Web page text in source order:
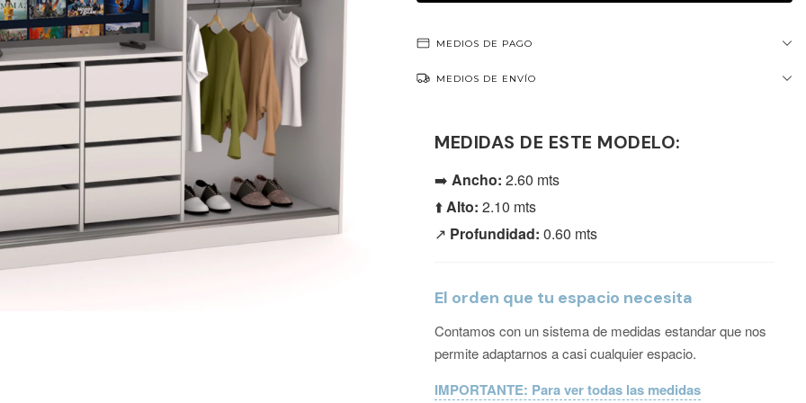
MEDIOS DE PAGO
MEDIOS DE ENVÍO
MEDIDAS DE ESTE MODELO:
➡️ Ancho: 2.60 mts
⬆️Alto: 2.10 mts
↗️ Profundidad: 0.60 mts
El orden que tu espacio necesita
Contamos con un sistema de medidas estandar que nos
permite adaptarnos a casi cualquier espacio.
IMPORTANTE: Para ver todas las medidas